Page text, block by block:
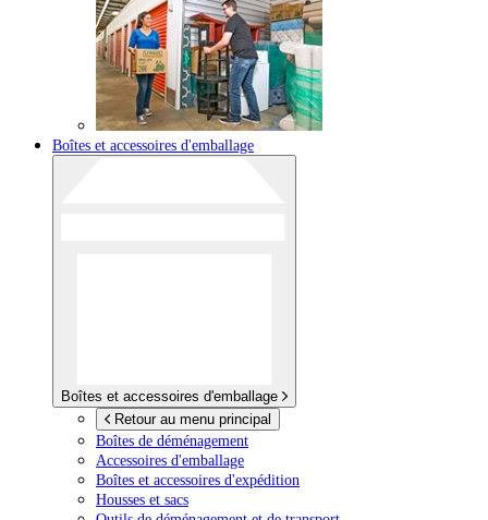
Boîtes et accessoires d'emballage
Boîtes et accessoires d'emballage
Retour au menu principal
Boîtes de déménagement
Accessoires d'emballage
Boîtes et accessoires d'expédition
Housses et sacs